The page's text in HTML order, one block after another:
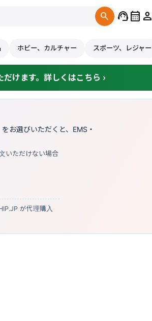
search support_agentcalendar_month person
ホビー、カルチャー スポーツ、レジャー
けます。詳しくはこちら ›
お選びいただくと、EMS・
いただけない場合
が代理購入